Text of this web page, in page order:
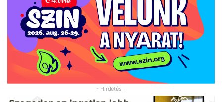
- Hirdetés -